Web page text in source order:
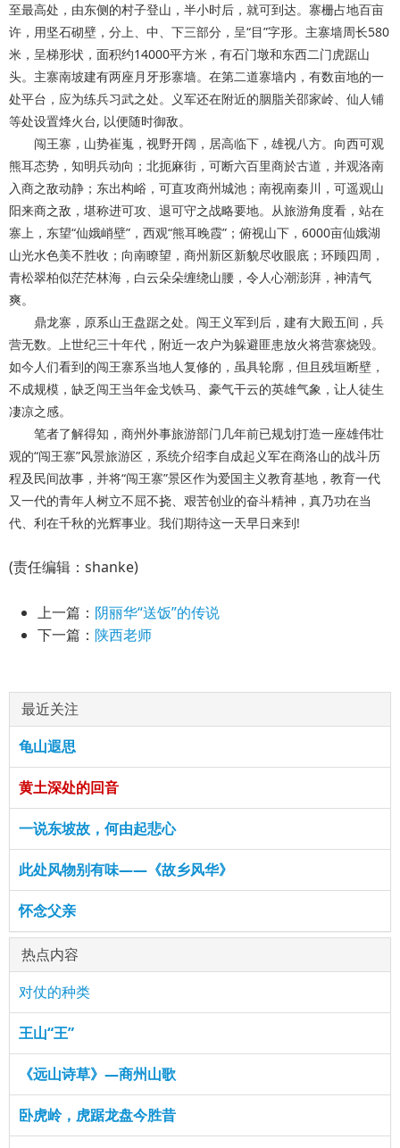
至最高处，由东侧的村子登山，半小时后，就可到达。寨栅占地百亩
许，用坚石砌壁，分上、中、下三部分，呈“目”字形。主寨墙周长580
米，呈梯形状，面积约14000平方米，有石门墩和东西二门虎踞山
头。主寨南坡建有两座月牙形寨墙。在第二道寨墙内，有数亩地的一
处平台，应为练兵习武之处。义军还在附近的胭脂关邵家岭、仙人铺
等处设置烽火台, 以便随时御敌。
闯王寨，山势崔嵬，视野开阔，居高临下，雄视八方。向西可观
熊耳态势，知明兵动向；北扼麻街，可断六百里商於古道，并观洛南
入商之敌动静；东出构峪，可直攻商州城池；南视南秦川，可遥观山
阳来商之敌，堪称进可攻、退可守之战略要地。从旅游角度看，站在
寨上，东望“仙娥峭壁”，西观“熊耳晚霞”；俯视山下，6000亩仙娥湖
山光水色美不胜收；向南瞭望，商州新区新貌尽收眼底；环顾四周，
青松翠柏似茫茫林海，白云朵朵缠绕山腰，令人心潮澎湃，神清气
爽。
鼎龙寨，原系山王盘踞之处。闯王义军到后，建有大殿五间，兵
营无数。上世纪三十年代，附近一农户为躲避匪患放火将营寨烧毁。
如今人们看到的闯王寨系当地人复修的，虽具轮廓，但且残垣断壁，
不成规模，缺乏闯王当年金戈铁马、豪气干云的英雄气象，让人徒生
凄凉之感。
笔者了解得知，商州外事旅游部门几年前已规划打造一座雄伟壮
观的“闯王寨”风景旅游区，系统介绍李自成起义军在商洛山的战斗历
程及民间故事，并将“闯王寨”景区作为爱国主义教育基地，教育一代
又一代的青年人树立不屈不挠、艰苦创业的奋斗精神，真乃功在当
代、利在千秋的光辉事业。我们期待这一天早日来到!
(责任编辑：shanke)
上一篇： 阴丽华“送饭”的传说
下一篇： 陕西老师
最近关注
龟山遐思
黄土深处的回音
一说东坡故，何由起悲心
此处风物别有味——《故乡风华》
怀念父亲
热点内容
对仗的种类
王山“王”
《远山诗草》—商州山歌
卧虎岭，虎踞龙盘今胜昔